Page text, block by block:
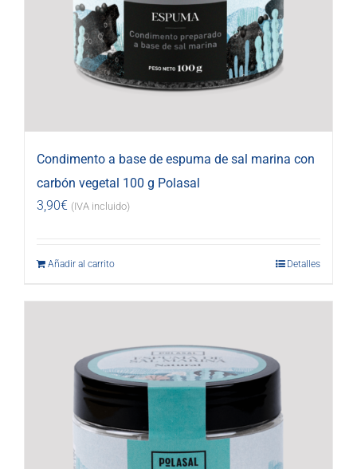
Condimento a base de espuma de sal marina con
carbón vegetal 100 g Polasal
3,90€ (IVA incluido)
Añadir al carrito Detalles